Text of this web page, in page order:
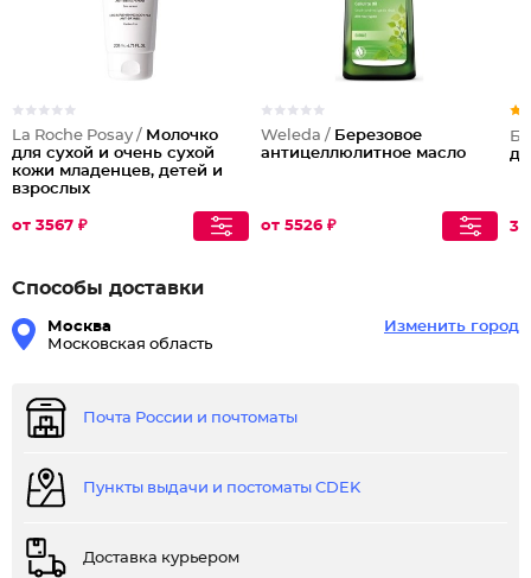
La Roche Posay / Молочко
для сухой и очень сухой
кожи младенцев, детей и
взрослых
от 3567 ₽
Weleda / Березовое
антицеллюлитное масло
от 5526 ₽
Способы доставки
Москва
Московская область
Изменить город
Почта России и почтоматы
Пункты выдачи и постоматы CDEK
Доставка курьером